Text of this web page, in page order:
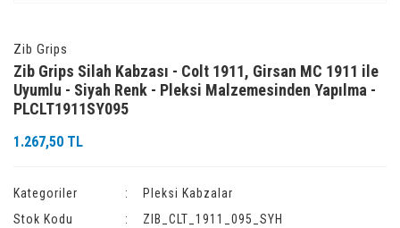
Zib Grips
Zib Grips Silah Kabzası - Colt 1911, Girsan MC 1911 ile
Uyumlu - Siyah Renk - Pleksi Malzemesinden Yapılma -
PLCLT1911SY095
1.267,50 TL
Kategoriler
Pleksi Kabzalar
Stok Kodu
ZIB_CLT_1911_095_SYH